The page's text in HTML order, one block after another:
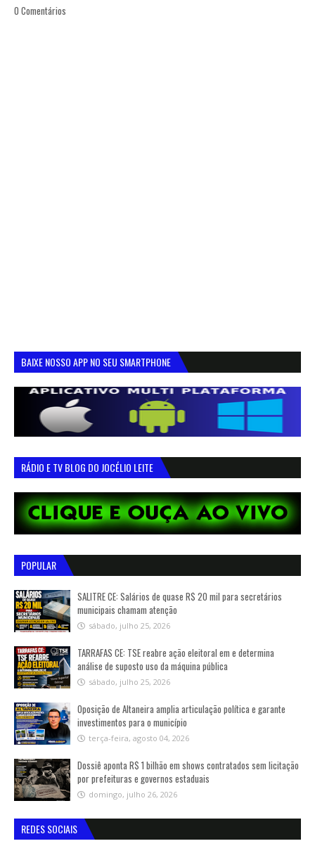
0 Comentários
BAIXE NOSSO APP NO SEU SMARTPHONE
RÁDIO E TV BLOG DO JOCÉLIO LEITE
POPULAR
SALITRE CE: Salários de quase R$ 20 mil para secretários
municipais chamam atenção
sábado, julho 25, 2026
TARRAFAS CE: TSE reabre ação eleitoral em e determina
análise de suposto uso da máquina pública
sábado, julho 25, 2026
Oposição de Altaneira amplia articulação política e garante
investimentos para o município
terça-feira, agosto 04, 2026
Dossiê aponta R$ 1 bilhão em shows contratados sem licitação
por prefeituras e governos estaduais
domingo, julho 26, 2026
REDES SOCIAIS